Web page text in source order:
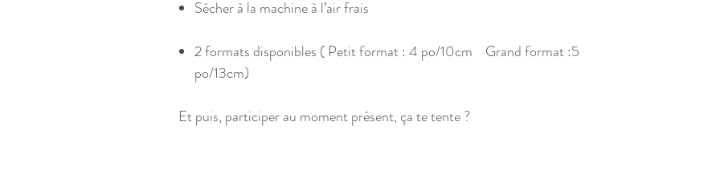
Sécher à la machine à l’air frais
2 formats disponibles ( Petit format : 4 po/10cm Grand format :5
po/13cm)
Et puis, participer au moment présent, ça te tente ?